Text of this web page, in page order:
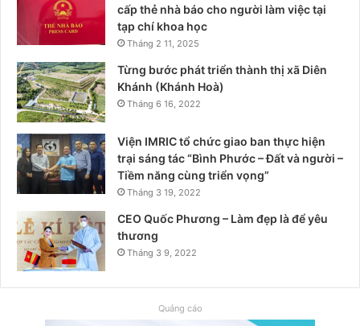
cấp thẻ nhà báo cho người làm việc tại
tạp chí khoa học
Tháng 2 11, 2025
Từng bước phát triển thành thị xã Diên
Khánh (Khánh Hoà)
Tháng 6 16, 2022
Viện IMRIC tổ chức giao ban thực hiện
trại sáng tác “Bình Phước – Đất và người –
Tiềm năng cùng triển vọng”
Tháng 3 19, 2022
CEO Quốc Phương – Làm đẹp là để yêu
thương
Tháng 3 9, 2022
Quảng cáo